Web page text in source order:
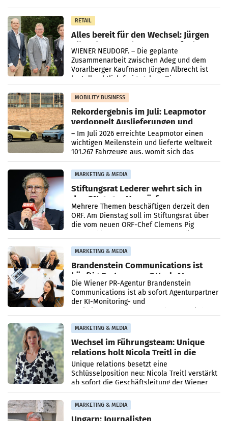
RETAIL
Alles bereit für den Wechsel: Jürgen
Albrecht setzt ab 1.1.2027 auf Adeg
WIENER NEUDORF. – Die geplante
Zusammenarbeit zwischen Adeg und dem
Vorarlberger Kaufmann Jürgen Albrecht ist
kartellrechtlich freigegeben: Die
Bundeswettbewerbsbehörde und der
Bundeskartellanwalt
MOBILITY BUSINESS
Rekordergebnis im Juli: Leapmotor
verdoppelt Auslieferungen und
überschreitet die 100.000er-Marke
– Im Juli 2026 erreichte Leapmotor einen
wichtigen Meilenstein und lieferte weltweit
101.267 Fahrzeuge aus, womit sich das
Ergebnis gegenüber Juli 2025 mehr als
verdoppelte (+102
MARKETING & MEDIA
Stiftungsrat Lederer wehrt sich in
den SN gegen Vorwürfe
Mehrere Themen beschäftigen derzeit den
ORF. Am Dienstag soll im Stiftungsrat über
die vom neuen ORF-Chef Clemens Pig
MARKETING & MEDIA
Brandenstein Communications ist
künftig Partner von OtterlyAI
Die Wiener PR-Agentur Brandenstein
Communications ist ab sofort Agenturpartner
der KI-Monitoring- und
MARKETING & MEDIA
Wechsel im Führungsteam: Unique
relations holt Nicola Treitl in die
Geschäftsleitung
Unique relations besetzt eine
Schlüsselposition neu: Nicola Treitl verstärkt
ab sofort die Geschäftsleitung der Wiener
PR-Agentur an der Seite von Josef Kalina und
Anna Kalina-Mahr.
MARKETING & MEDIA
Ungarn: Journalisten